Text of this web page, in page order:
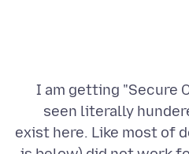
I am getting "Secure
seen literally
exist here. Like most of